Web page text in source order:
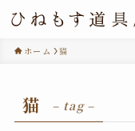
ホーム 猫
猫 – tag –